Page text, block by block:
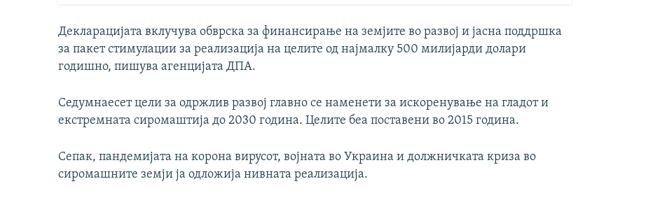
Декларацијата вклучува обврска за финансирање на земјите во развој и јасна поддршка
за пакет стимулации за реализација на целите од најмалку 500 милијарди долари
годишно, пишува агенцијата ДПА.
Седумнаесет цели за одржлив развој главно се наменети за искоренување на гладот и
екстремната сиромаштија до 2030 година. Целите беа поставени во 2015 година.
Сепак, пандемијата на корона вирусот, војната во Украина и должничката криза во
сиромашните земји ја одложија нивната реализација.